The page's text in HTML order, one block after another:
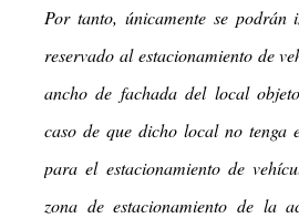
Por tanto, únicamente se podrán
reservado al estacionamiento de
ancho de fachada del local
caso de que dicho local no tenga
para el estacionamiento de
zona de estacionamiento de la